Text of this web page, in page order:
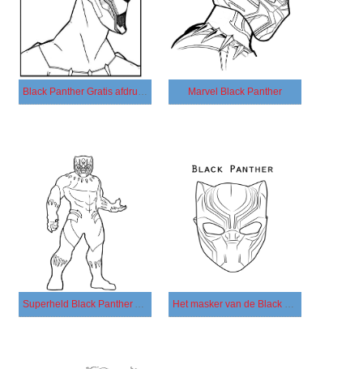
Black Panther Gratis afdrukbaar Marvel Black Panther
Superheld Black Panther Afdrukbare Het masker van de Black Panther